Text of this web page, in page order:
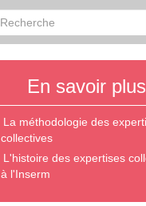
En savoir plus
La méthodologie des
collectives
L'histoire des expertises
à l'Inserm